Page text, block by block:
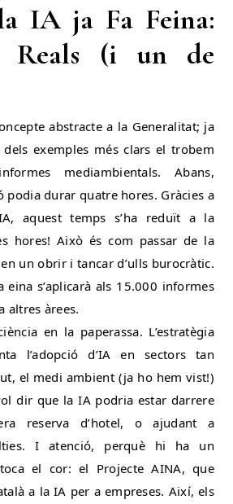
IA ja Fa Feina:
Reals (i un de
abstracte a la Generalitat; ja
exemples més clars el trobem
mediambientals. Abans,
podia durar quatre hores. Gràcies a
aquest temps s’ha reduït a la
hores! Això és com passar de la
un obrir i tancar d’ulls burocràtic.
s’aplicarà als 15.000 informes
altres àrees.
en la paperassa. L’estratègia
l’adopció d’IA en sectors tan
el medi ambient (ja ho hem vist!)
dir que la IA podria estar darrere
reserva d’hotel, o ajudant a
I atenció, perquè hi ha un
el cor: el Projecte AINA, que
a la IA per a empreses. Així, els